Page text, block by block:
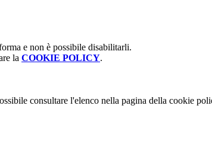
e non è possibile disabilitarli.
la COOKIE POLICY.
consultare l'elenco nella pagina della cookie